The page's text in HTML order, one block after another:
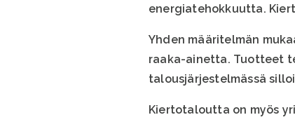
energiatehokkuutta.
Yhden määritelmän
raaka-ainetta. Tuotteet
talousjärjestelmässä
Kiertotaloutta on myös